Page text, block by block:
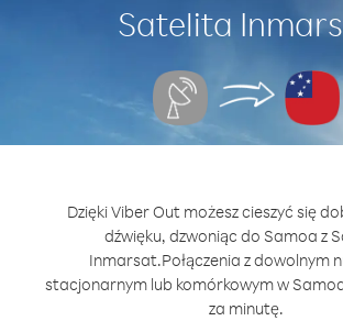
Satelita
Dzięki Viber Out możesz cieszyć się
dźwięku, dzwoniąc do Samoa z
Inmarsat.Połączenia z dowolnym
stacjonarnym lub komórkowym w
za minutę.